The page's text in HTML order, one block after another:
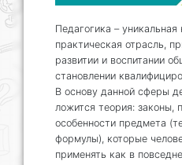
Педагогика – уникальная
практическая отрасль,
развитии и воспитании
становлении
В основу данной сферы
ложится теория: законы,
особенности предмета
формулы), которые
применять как в